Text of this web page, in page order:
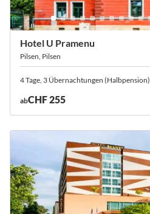
Hotel U Pramenu
Pilsen, Pilsen
4 Tage, 3 Übernachtungen (Halbpension)
abCHF 255